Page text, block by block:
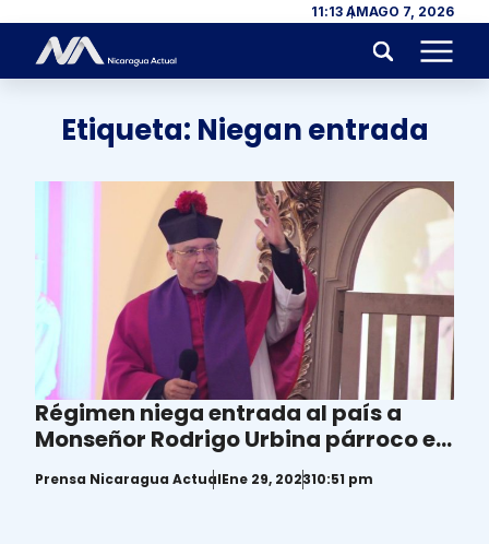
Skip to content 11:13 AMAGO 7, 2026
Menu
Etiqueta: Niegan entrada
Régimen niega entrada al país a
Monseñor Rodrigo Urbina párroco en
Sutiaba, León
Prensa Nicaragua ActualEne 29, 202310:51 pm